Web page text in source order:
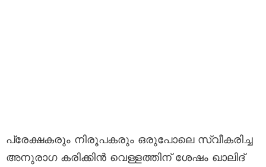
പ്രേക്ഷകരും നിരൂപകരും ഒരുപോലെ സ്വീകരിച്ച
അനുരാഗ കരിക്കിൻ വെള്ളത്തിന് ശേഷം ഖാലിദ്